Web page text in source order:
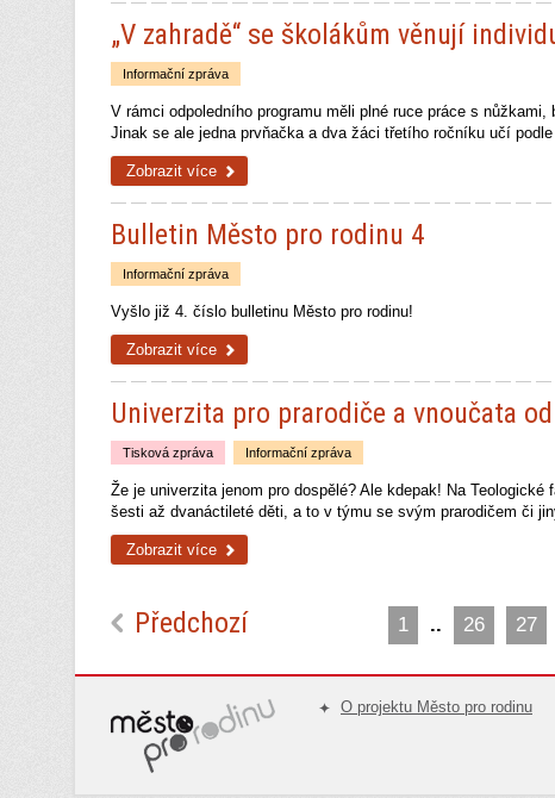
„V zahradě“ se školákům věnují
Informační zpráva
V rámci odpoledního programu měli plné ruce práce s
Jinak se ale jedna prvňačka a dva žáci třetího ročníku učí
Zobrazit více
Bulletin Město pro rodinu 4
Informační zpráva
Vyšlo již 4. číslo bulletinu Město pro rodinu!
Zobrazit více
Univerzita pro prarodiče a vnoučata
Tisková zpráva Informační zpráva
Že je univerzita jenom pro dospělé? Ale kdepak! Na
šesti až dvanáctileté děti, a to v týmu se svým prarodičem či
Zobrazit více
Předchozí 1 .. 26 27
O projektu Město pro rodinu